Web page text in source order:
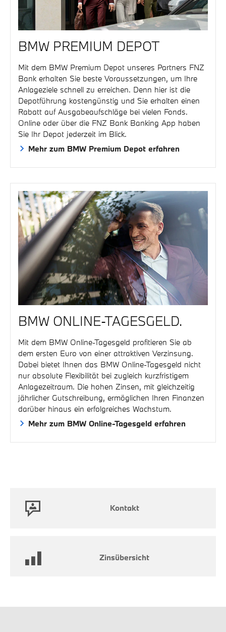
BMW PREMIUM DEPOT
Mit dem BMW Premium Depot unseres Partners FNZ
Bank erhalten Sie beste Voraussetzungen, um Ihre
Anlageziele schnell zu erreichen. Denn hier ist die
Depotführung kostengünstig und Sie erhalten einen
Rabatt auf Ausgabeaufschläge bei vielen Fonds.
Online oder über die FNZ Bank Banking App haben
Sie Ihr Depot jederzeit im Blick.
Mehr zum BMW Premium Depot erfahren
BMW ONLINE-TAGESGELD.
Mit dem BMW Online-Tagesgeld profitieren Sie ab
dem ersten Euro von einer attraktiven Verzinsung.
Dabei bietet Ihnen das BMW Online-Tagesgeld nicht
nur absolute Flexibilität bei zugleich kurzfristigem
Anlagezeitraum. Die hohen Zinsen, mit gleichzeitig
jährlicher Gutschreibung, ermöglichen Ihren Finanzen
darüber hinaus ein erfolgreiches Wachstum.
Mehr zum BMW Online-Tagesgeld erfahren
Kontakt
Zinsübersicht